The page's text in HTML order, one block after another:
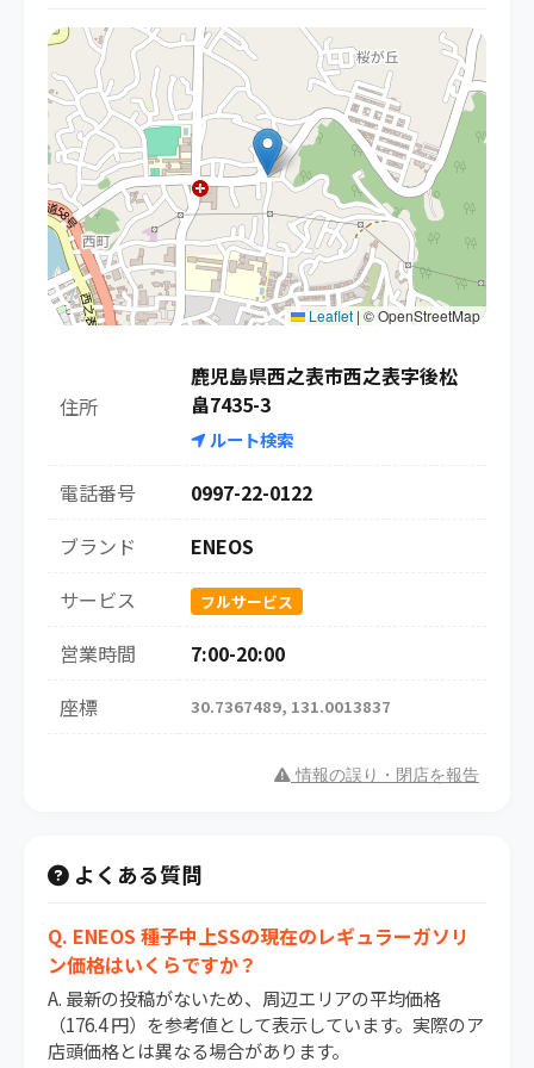
Leaflet | © OpenStreetMap
住所
鹿児島県西之表市西之表字後松
畠7435-3
ルート検索
電話番号
0997-22-0122
ブランド
ENEOS
サービス
フルサービス
営業時間
7:00-20:00
座標
30.7367489, 131.0013837
情報の誤り・閉店を報告
よくある質問
Q. ENEOS 種子中上SSの現在のレギュラーガソリ
ン価格はいくらですか？
A. 最新の投稿がないため、周辺エリアの平均価格
（176.4 円）を参考値として表示しています。実際のア
店頭価格とは異なる場合があります。